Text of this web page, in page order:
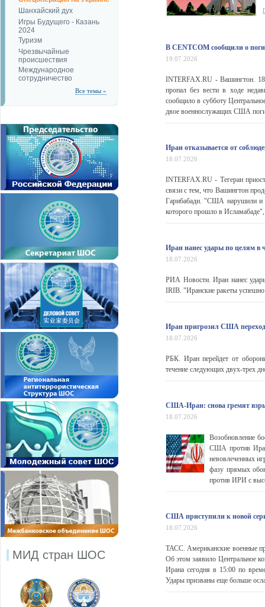
Шанхайский дух
Игры Будущего - Казань
2024
Туризм
Чрезвычайные
происшествия
Международное
сотрудничество
Все темы »
МИД стран ШОС
В CENTCOM сообщили о
19.07.2026
INTERFAX.RU - Вашингтон.
пропал без вести в ходе
сообщило в субботу
двое военнослужащих США
Иран отказывается от
18.07.2026
INTERFAX.RU - Тегеран
связи с тем, что Вашингтон
Гарибабади. "США нарушили и
которого прошло в Исламабаде",
Иран нанес удары по целям в
18.07.2026
РИА Новости. Иран нанес
IRIB. "Иранские ракеты
Иран пригрозил США
18.07.2026
РБК. Иран перейдет от
течение следующих двух-трех
США-Иран: снова гремят
18.07.2026
Возобновление
США против
невовлеченных
фазу прямых
против ИРИ с
США приступили к новой
18.07.2026
ТАСС. Американские военные
Об этом заявило Центральное
Ирана сегодня в 15:00 по
Удары призваны еще больше